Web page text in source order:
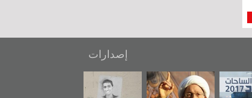
إصدارات
عاشوراء البحرين...
ويكيليكس السفارة
شهداء وطن